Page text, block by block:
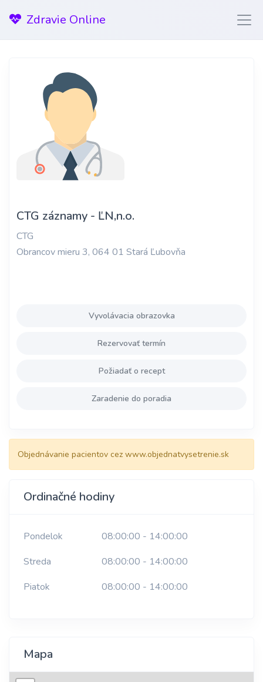
Zdravie Online
CTG záznamy - ĽN,n.o.
CTG
Obrancov mieru 3, 064 01 Stará Ľubovňa
Vyvolávacia obrazovka
Rezervovať termín
Požiadať o recept
Zaradenie do poradia
Objednávanie pacientov cez www.objednatvysetrenie.sk
Ordinačné hodiny
Pondelok
08:00:00 - 14:00:00
Streda
08:00:00 - 14:00:00
Piatok
08:00:00 - 14:00:00
Mapa